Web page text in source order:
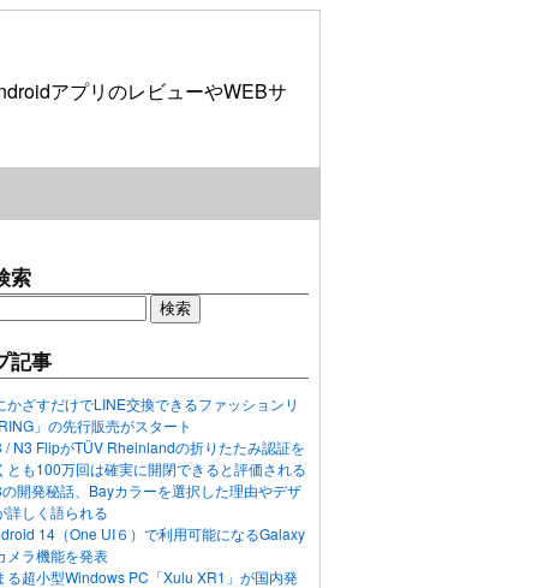
アプリのレビューやWEBサ
索
記事
かざすだけでLINE交換できるファッションリ
」の先行販売がスタート
/ N3 FlipがTÜV Rheinlandの折りたたみ認証を
とも100万回は確実に開閉できると評価される
開発秘話、Bayカラーを選択した理由やデザ
詳しく語られる
14（One UI６）で利用可能になるGalaxy
メラ機能を発表
る超小型Windows PC「Xulu XR1」が国内発